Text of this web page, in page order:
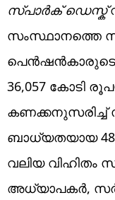
സ്പാർക് ഡെസ്ക്
സംസ്ഥാനത്തെ
36,057 കോടി
കണക്കനുസരിച്ച്
ബാധ്യതയായ
വലിയ വിഹിതം
അധ്യാപകർ,